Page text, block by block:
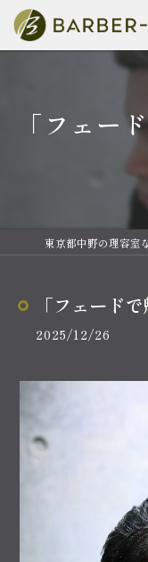
「フェー
「フェード
2025/12/26